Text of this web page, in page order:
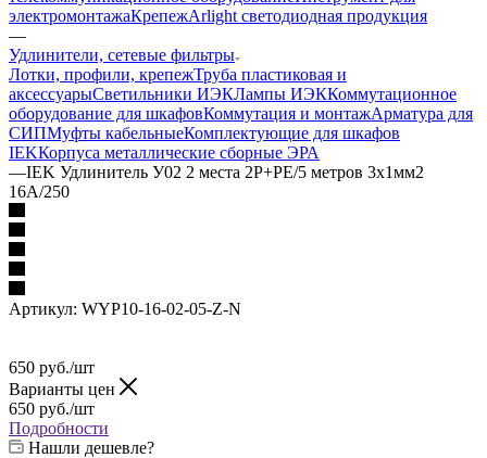
электромонтажаКрепежArlight светодиодная продукция
—
Удлинители, сетевые фильтры
Лотки, профили, крепежТруба пластиковая и
аксессуарыСветильники ИЭКЛампы ИЭККоммутационное
оборудование для шкафовКоммутация и монтажАрматура для
СИПМуфты кабельныеКомплектующие для шкафов
IEKКорпуса металлические сборные ЭРА
—IEK Удлинитель У02 2 места 2Р+РЕ/5 метров 3х1мм2
16А/250
Артикул: WYP10-16-02-05-Z-N
650 руб./шт
Варианты цен
650 руб./шт
Подробности
Нашли дешевле?